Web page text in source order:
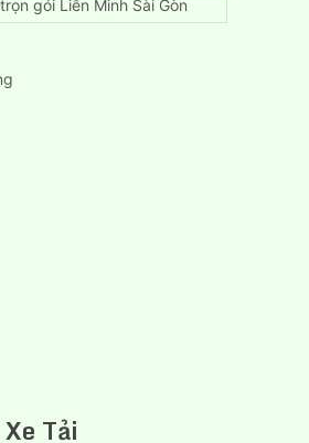
gói Liên Minh Sài Gòn
Tải